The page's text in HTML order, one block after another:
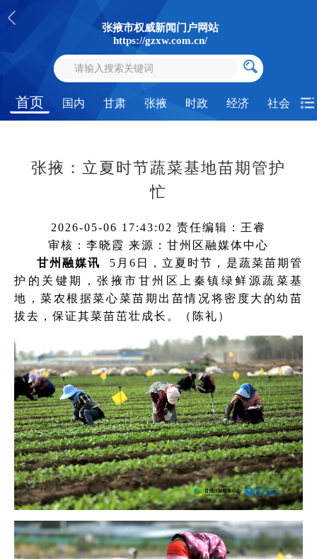
张掖市权威新闻门户网站
https://gzxw.com.cn/
首页 国内 甘肃 张掖 时政 经济 社会
​张掖：立夏时节蔬菜基地苗期管护
忙
2026-05-06 17:43:02 责任编辑：王睿
审核：李晓霞 来源：甘州区融媒体中心
甘州融媒讯 5月6日，立夏时节，是蔬菜苗期管
护的关键期，张掖市甘州区上秦镇绿鲜源蔬菜基
地，菜农根据菜心菜苗期出苗情况将密度大的幼苗
拔去，保证其菜苗茁壮成长。（陈礼）